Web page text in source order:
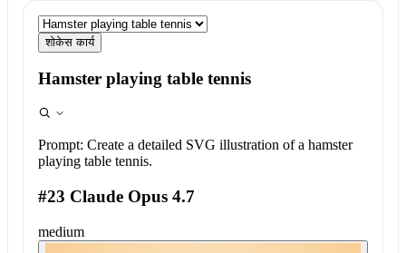
शोकेस कार्य
Hamster playing table tennis
Prompt: Create a detailed SVG illustration of a hamster
playing table tennis.
#23 Claude Opus 4.7
medium